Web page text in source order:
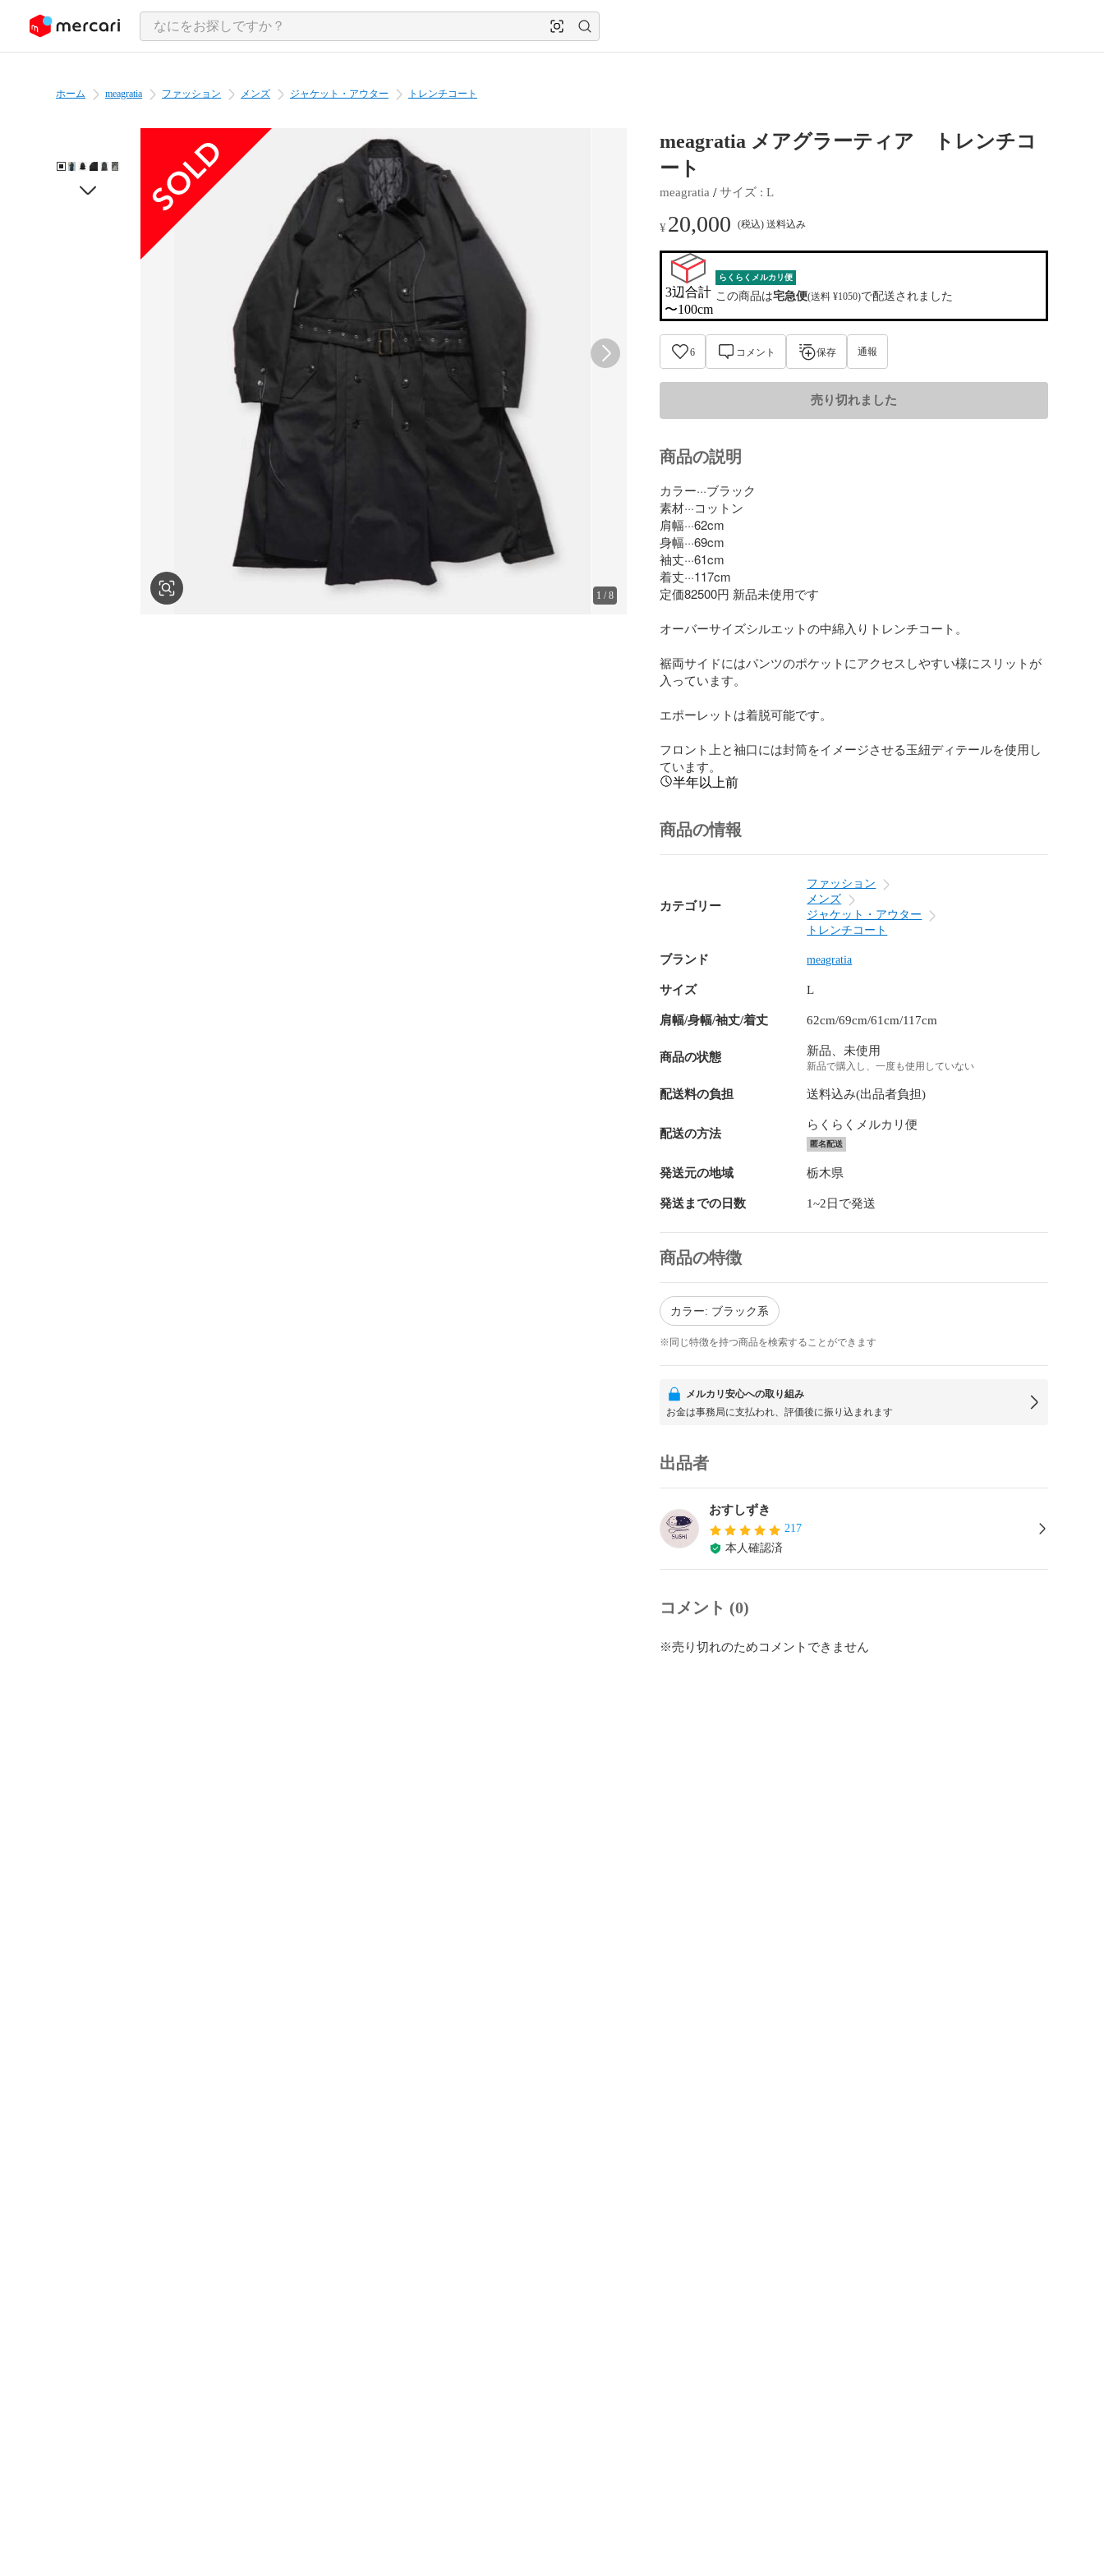
ツにスキップ
ホーム meagratia ファッション メンズ ジャケット・アウター トレンチコート
1 /8
meagratia メアグラーティア トレンチコ
ート
meagratia / サイズ : L
¥ 20,000 (税込) 送料込み
3辺合計
〜100cm
らくらくメルカリ便
この商品は宅急便(送料 ¥1050)で配送されました
6 コメント 保存 通報
売り切れました
商品の説明
カラー···ブラック
素材···コットン
肩幅···62cm
身幅···69cm
袖丈···61cm
着丈···117cm
定価82500円 新品未使用です
オーバーサイズシルエットの中綿入りトレンチコート。
裾両サイドにはパンツのポケットにアクセスしやすい様にスリットが
入っています。
エポーレットは着脱可能です。
フロント上と袖口には封筒をイメージさせる玉紐ディテールを使用し
ています。
半年以上前
商品の情報
カテゴリー
ファッション
メンズ
ジャケット・アウター
トレンチコート
ブランド meagratia
サイズ L
肩幅/身幅/袖丈/着丈 62cm/69cm/61cm/117cm
商品の状態 新品、未使用
新品で購入し、一度も使用していない
配送料の負担 送料込み(出品者負担)
配送の方法
らくらくメルカリ便
匿名配送
発送元の地域 栃木県
発送までの日数 1~2日で発送
商品の特徴
カラー: ブラック系
※同じ特徴を持つ商品を検索することができます
メルカリ安心への取り組み
お金は事務局に支払われ、評価後に振り込まれます
出品者
おすしずき
217
本人確認済
コメント (0)
※売り切れのためコメントできません